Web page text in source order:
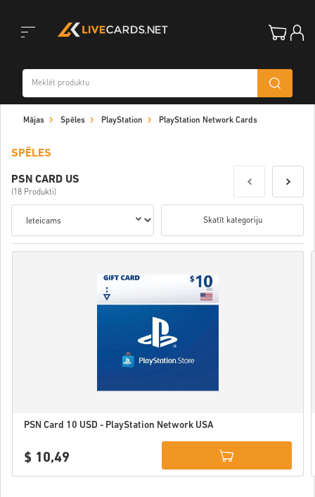
Mājas Spēles PlayStation PlayStation Network Cards
SPĒLES
PSN CARD US
(18 Produkti)
Skatīt kategoriju
PSN Card 10 USD - PlayStation Network USA
$ 10,49